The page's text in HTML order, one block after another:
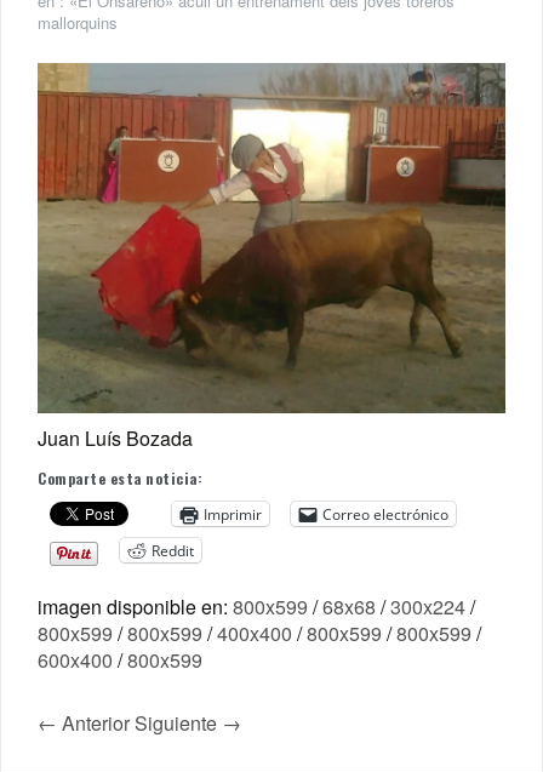
mallorquins
Juan Luís Bozada
Comparte esta noticia:
Imprimir
Correo electrónico
Reddit
imagen disponible en: 800x599 /68x68 /300x224/
800x599 /800x599 /400x400 /800x599 /800x599 /
600x400 /800x599
← Anterior Siguiente →